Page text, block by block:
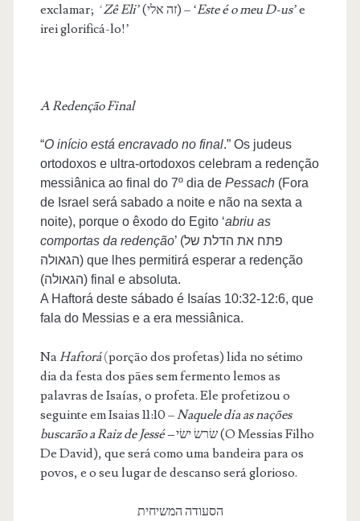
exclamar; ‘Zê Eli’ (זה אלי) – ‘Este é o meu D-us’e
irei glorificá-lo!’
A Redenção Final
“O início está encravado no final.” Os judeus
ortodoxos e ultra-ortodoxos celebram a redenção
messiânica ao final do 7º dia de Pessach (Fora
de Israel será sabado a noite e não na sexta a
noite), porque o êxodo do Egito ‘abriu as
comportas da redenção’ (פתח את הדלת של
הגאולה) que lhes permitirá esperar a redenção
(הגאולה) final e absoluta.
A Haftorá deste sábado é Isaías 10:32-12:6, que
fala do Messias e a era messiânica.
NaHaftorá(porção dos profetas) lida no sétimo
dia da festa dos pães sem fermento lemos as
palavras de Isaías, o profeta. Ele profetizou o
seguinte em Isaias 11:10 –Naquele dia as nações
buscarão a Raiz de Jessé –
שׂרשׂ ישׂי(O Messias Filho
De David), que será como uma bandeira para os
povos, e o seu lugar de descanso será glorioso.
הסעודה המשיחית